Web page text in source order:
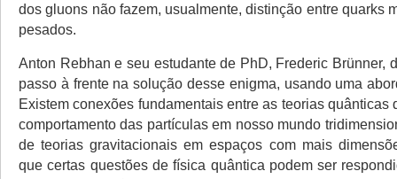
dos gluons não fazem, usualmente, distinção entre quarks
pesados.
Anton Rebhan e seu estudante de PhD, Frederic Brünner,
passo à frente na solução desse enigma, usando uma
Existem conexões fundamentais entre as teorias quânticas
comportamento das partículas em nosso mundo
de teorias gravitacionais em espaços com mais
que certas questões de física quântica podem ser